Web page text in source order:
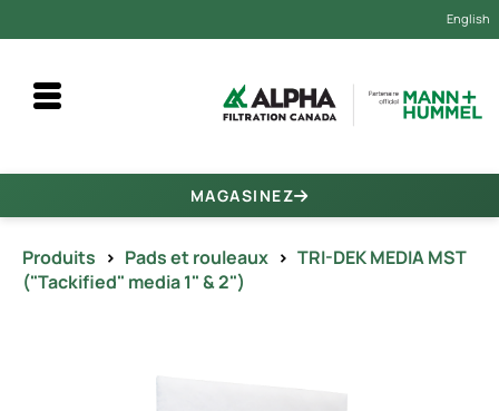
English
MAGASINEZ
Produits > Pads et rouleaux > TRI-DEK MEDIA MST
("Tackified" media 1" & 2")